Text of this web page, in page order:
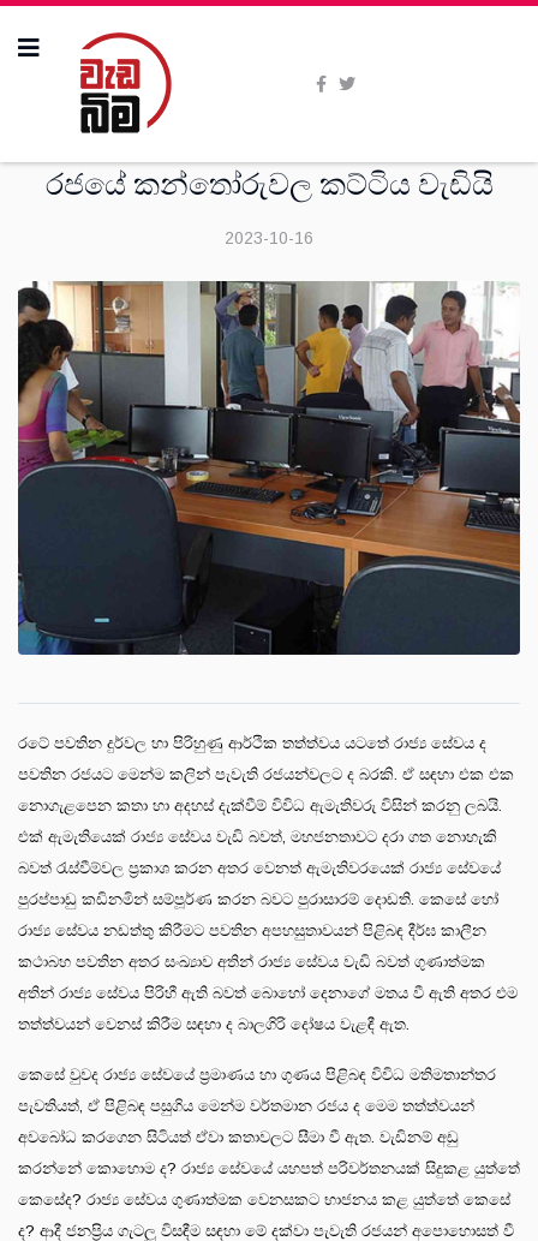
රජයේ කන්තෝරුවල කට්ටිය වැඩියි
2023-10-16
රටේ පවතින දුර්වල හා පිරිහුණු ආර්ථික තත්ත්වය යටතේ රාජ්‍ය සේවය ද
පවතින රජයට මෙන්ම කලින් පැවැති රජයන්වලට ද බරකි. ඒ සඳහා එක එක
නොගැළපෙන කතා හා අදහස් දැක්වීම් විවිධ ඇමැතිවරු විසින් කරනු ලබයි.
එක් ඇමැතියෙක් රාජ්‍ය සේවය වැඩි බවත්, මහජනතාවට දරා ගත නොහැකි
බවත් රැස්වීම්වල ප්‍රකාශ කරන අතර වෙනත් ඇමැතිවරයෙක් රාජ්‍ය සේවයේ
පුරප්පාඩු කඩිනමින් සම්පූර්ණ කරන බවට පුරාසාරම් දොඩති. කෙසේ හෝ
රාජ්‍ය සේවය නඩත්තු කිරීමට පවතින අපහසුතාවයන් පිළිබඳ දීර්ඝ කාලීන
කථාබහ පවතින අතර සංඛ්‍යාව අතින් රාජ්‍ය සේවය වැඩි බවත් ගුණාත්මක
අතින් රාජ්‍ය සේවය පිරිහී ඇති බවත් බොහෝ දෙනාගේ මතය වී ඇති අතර එම
තත්ත්වයන් වෙනස් කිරීම සඳහා ද බාලගිරි දෝෂය වැළඳී ඇත.
කෙසේ වුවද රාජ්‍ය සේවයේ ප්‍රමාණය හා ගුණය පිළිබඳ විවිධ මතිමතාන්තර
පැවතියත්, ඒ පිළිබඳ පසුගිය මෙන්ම වර්තමාන රජය ද මෙම තත්ත්වයන්
අවබෝධ කරගෙන සිටියත් ඒවා කතාවලට සීමා වී ඇත. වැඩිනම් අඩු
කරන්නේ කොහොම ද? රාජ්‍ය සේවයේ යහපත් පරිවර්තනයක් සිදුකළ යුත්තේ
කෙසේද? රාජ්‍ය සේවය ගුණාත්මක වෙනසකට භාජනය කළ යුත්තේ කෙසේ
ද? ආදී ජනප්‍රිය ගැටලු විසඳීම සඳහා මේ දක්වා පැවැති රජයන් අපොහොසත් වී